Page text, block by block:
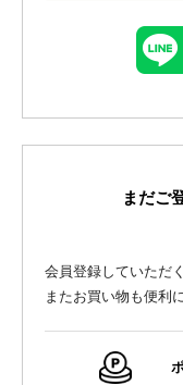
まだご
会員登録していただ
またお買い物も便利